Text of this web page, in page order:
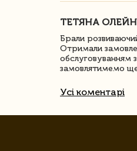
ТЕТЯНА
Брали
Отримали
обслуговуванням
замовлятимемо
Усі коментарі